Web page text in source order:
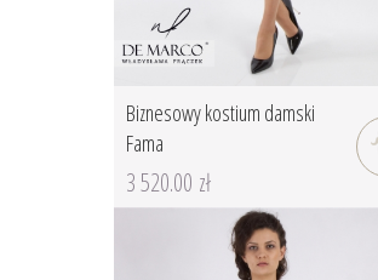
Biznesowy kostium damski
Fama
3 520.00 zł